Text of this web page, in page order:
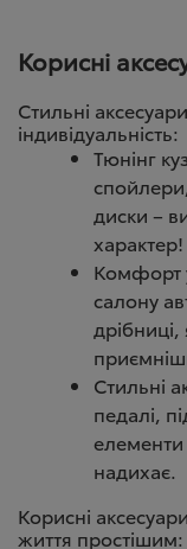
Корисні
Стильні
індивідуальність:
Тюнінг
диски –
характер!
Комфорт
салону
Стильні
педалі,
елементи
надихає.
Корисні
життя простішим: